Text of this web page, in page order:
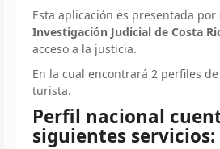
Esta aplicación es presentada por
Investigación Judicial de Costa
acceso a la justicia.
En la cual encontrará 2 perfiles
turista.
Perfil nacional
siguientes servicios: